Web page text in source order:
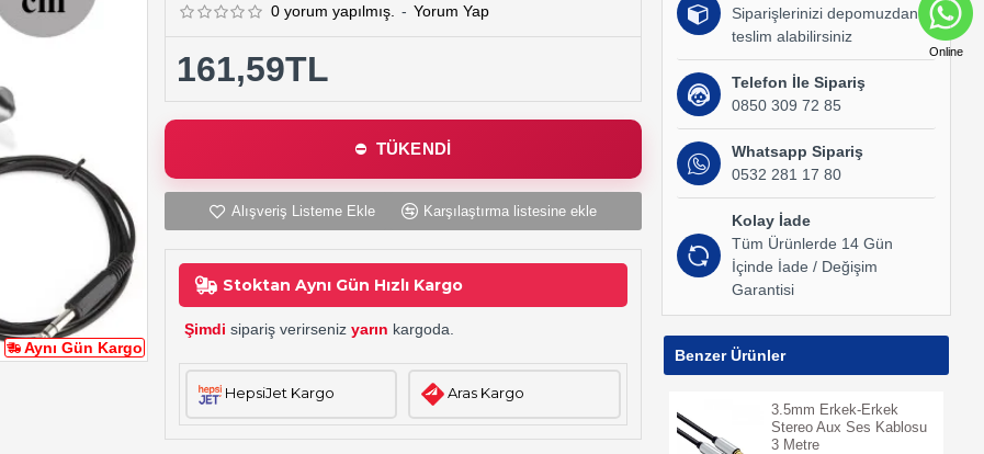
Aynı Gün Kargo
0 yorum yapılmış. - Yorum Yap
161,59TL
TÜKENDİ
Alışveriş Listeme Ekle Karşılaştırma listesine ekle
Stoktan Aynı Gün Hızlı Kargo
Şimdi sipariş verirseniz yarın kargoda.
HepsiJet Kargo Aras Kargo
Siparişlerinizi depomuzdan
teslim alabilirsiniz
Telefon İle Sipariş
0850 309 72 85
Whatsapp Sipariş
0532 281 17 80
Kolay İade
Tüm Ürünlerde 14 Gün
İçinde İade / Değişim
Garantisi
Benzer Ürünler
3.5mm Erkek-Erkek
Stereo Aux Ses Kablosu
3 Metre
Online